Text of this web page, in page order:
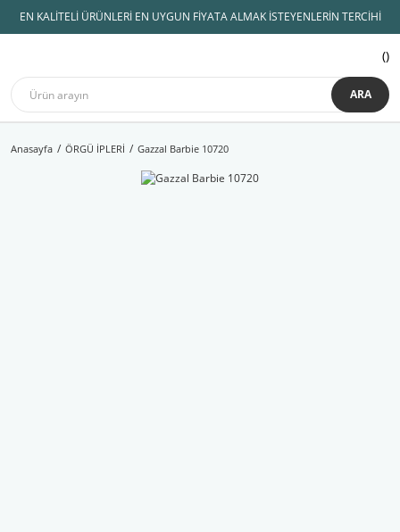
EN KALİTELİ ÜRÜNLERİ EN UYGUN FİYATA ALMAK İSTEYENLERİN TERCİHİ
ARA
Anasayfa ÖRGÜ İPLERİ Gazzal Barbie 10720